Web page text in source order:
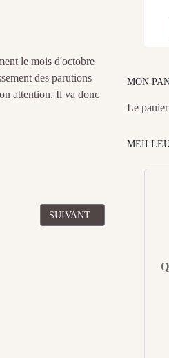
le mois d'octobre
des parutions
attention. Il va donc
ARTICLE SUIVANT :
SUIVANT
MON
Le